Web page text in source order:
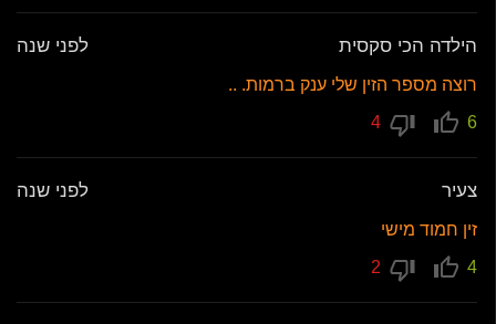
הילדה הכי סקסית לפני שנה
רוצה מספר הזין שלי ענק ברמות. ..
6
צעיר לפני שנה
זין חמוד מישי
4